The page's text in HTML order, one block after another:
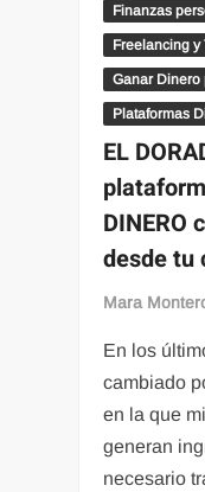
Finanzas
Freelancing y
Ganar Dinero
Plataformas
EL
DINERO
desde tu
Mara
En los
cambiado
en la que
generan
necesario